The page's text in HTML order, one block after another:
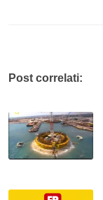
Post correlati: